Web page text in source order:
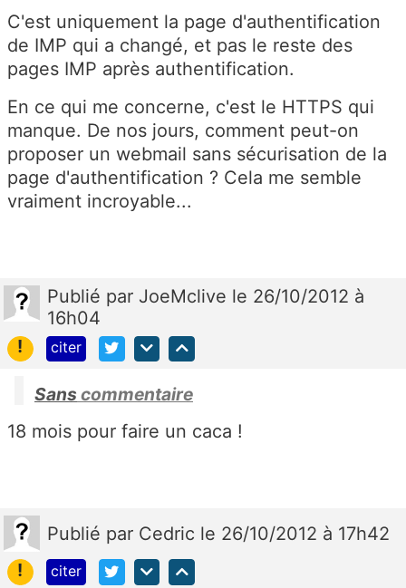
C'est uniquement la page d'authentification
de IMP qui a changé, et pas le reste des
pages IMP après authentification.
En ce qui me concerne, c'est le HTTPS qui
manque. De nos jours, comment peut-on
proposer un webmail sans sécurisation de la
page d'authentification ? Cela me semble
vraiment incroyable...
Publié par JoeMclive le 26/10/2012 à
16h04
!
citer
Sans commentaire
18 mois pour faire un caca !
Publié par Cedric le 26/10/2012 à 17h42
!
citer